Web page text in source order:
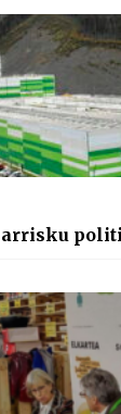
arrisku